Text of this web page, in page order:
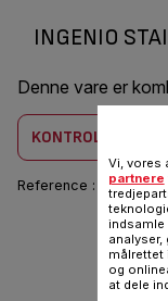
INGENIO
Denne vare er
KONTROLLER
Reference : K1180214
Vi, vores
partnere
indsamle
analyser,
målrettet
og
at dele